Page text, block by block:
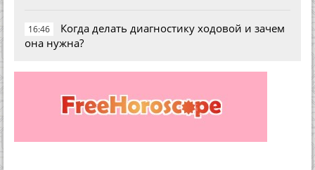
16:46
Когда делать диагностику ходовой и зачем
она нужна?